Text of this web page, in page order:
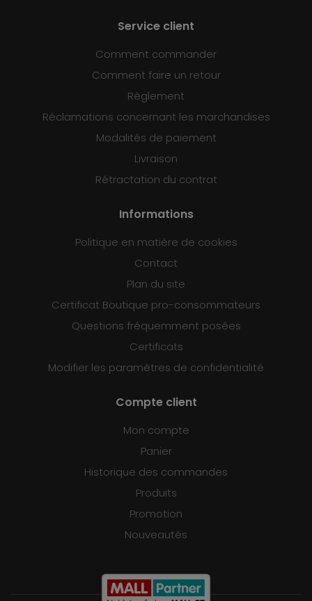
Service client
Comment commander
Comment faire un retour
Règlement
Réclamations concernant les marchandises
Modalités de paiement
Livraison
Rétractation du contrat
Informations
Politique en matière de cookies
Contact
Plan du site
Certificat Boutique pro-consommateurs
Questions fréquemment posées
Certificats
Modifier les paramètres de confidentialité
Compte client
Mon compte
Panier
Historique des commandes
Produits
Promotion
Nouveautés